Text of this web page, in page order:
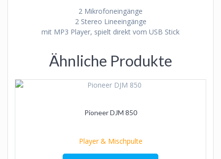
2 Mikrofoneingänge
2 Stereo Lineeingänge
mit MP3 Player, spielt direkt vom USB Stick
Ähnliche Produkte
Pioneer DJM 850
Player & Mischpulte